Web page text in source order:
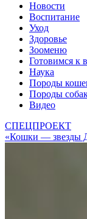
Новости
Воспитание
Уход
Здоровье
Зооменю
Готовимся к
Наука
Породы
Породы
Видео
СПЕЦПРОЕКТ
«Кошки — звезды